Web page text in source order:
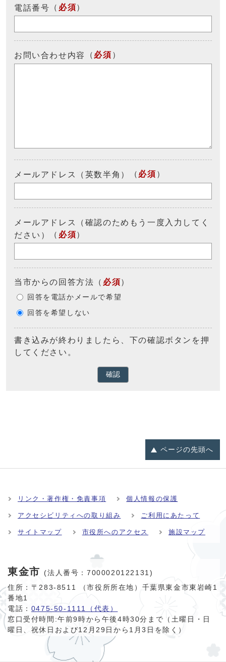
電話番号 （ 必須）
お問い合わせ内容 （ 必須 ）
メールアドレス（英数半角） （ 必須 ）
メールアドレス（確認のためもう一度入力してく
ださい）
（ 必須）
当市からの回答方法 （ 必須）
回答を電話かメールで希望
回答を希望しない
書き込みが終わりましたら、下の確認ボタンを押
してください。
確認
ページの先頭へ
リンク・著作権・免責事項 個人情報の保護
アクセシビリティへの取り組み ご利用にあたって
サイトマップ 市役所へのアクセス 施設マップ
東金市
(法人番号：7000020122131)
住所：〒283-8511 （市役所所在地）千葉県東金市東岩崎1
番地1
電話： 0475-50-1111（代表）
窓口受付時間:午前9時から午後4時30分まで（土曜日・日
曜日、祝休日および12月29日から1月3日を除く）